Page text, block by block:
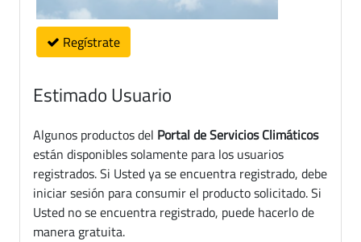
Regístrate
Estimado Usuario
Algunos productos del Portal de Servicios Climáticos
están disponibles solamente para los usuarios
registrados. Si Usted ya se encuentra registrado, debe
iniciar sesión para consumir el producto solicitado. Si
Usted no se encuentra registrado, puede hacerlo de
manera gratuita.